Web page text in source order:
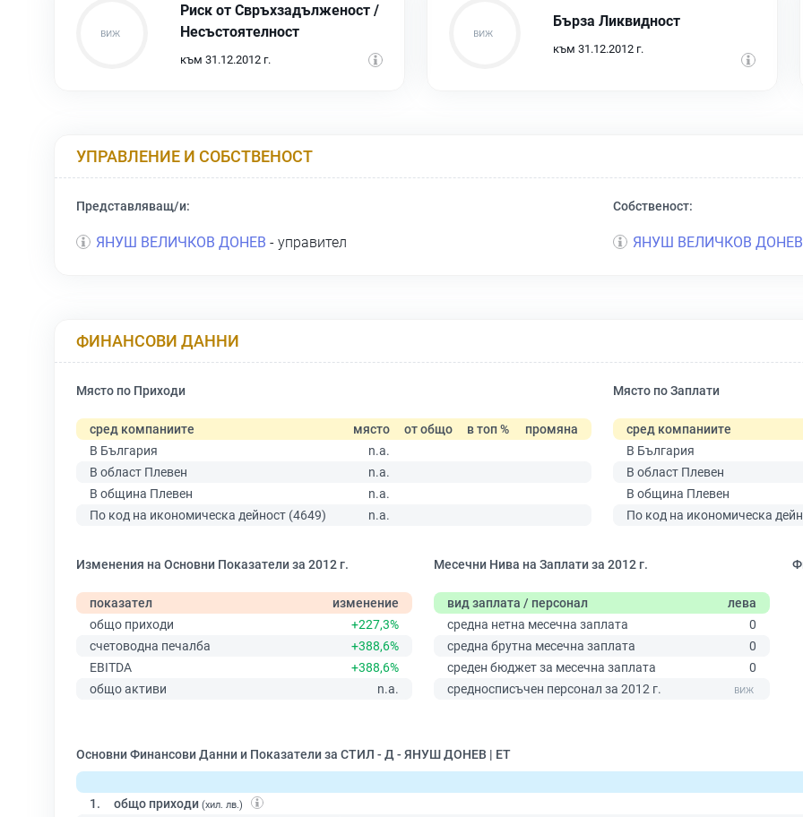
Риск от Свръхзадълженост /
Несъстоятелност
към 31.12.2012 г.
Бърза Ликвидност
към 31.12.2012 г.
УПРАВЛЕНИЕ И СОБСТВЕНОСТ
Представляващ/и:
ЯНУШ ВЕЛИЧКОВ ДОНЕВ - управител
Собственост:
ЯНУШ ВЕЛИЧКОВ ДОНЕВ
ФИНАНСОВИ ДАННИ
Място по Приходи
сред компаниите място от общо в топ %
промяна
В България
n.a.
В област Плевен
n.a.
В община Плевен
n.a.
По код на икономическа дейност (4649)
n.a.
Място по Заплати
сред компаниите
В България
В област Плевен
В община Плевен
По код на икономическа
Изменения на Основни Показатели за 2012 г.
показател
изменение
общо приходи
+227,3%
счетоводна печалба
+388,6%
EBITDA
+388,6%
общо активи
n.a.
Месечни Нива на Заплати за 2012 г.
вид заплата / персонал
лева
средна нетна месечна заплата
0
средна брутна месечна заплата
0
среден бюджет за месечна заплата
0
средносписъчен персонал за 2012 г.
Основни Финансови Данни и Показатели за СТИЛ - Д - ЯНУШ ДОНЕВ | ЕТ
1. общо приходи (хил. лв.)